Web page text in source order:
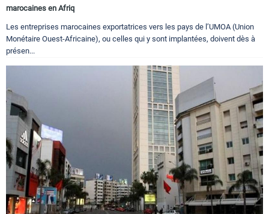
marocaines en Afriq
Les entreprises marocaines exportatrices vers les pays de l’UMOA (Union
Monétaire Ouest-Africaine), ou celles qui y sont implantées, doivent dès à
présen...